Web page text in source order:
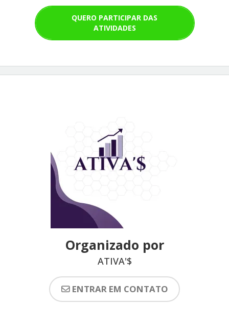
QUERO PARTICIPAR DAS
ATIVIDADES
Organizado por
ATIVA'$
ENTRAR EM CONTATO